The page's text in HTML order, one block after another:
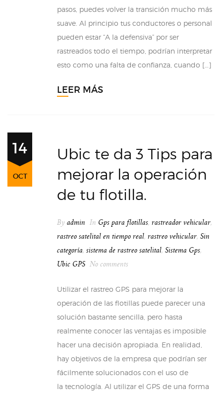
pasos, puedes volver la transición mucho más
suave. Al principio tus conductores o personal
pueden estar “A la defensiva” por ser
rastreados todo el tiempo, podrían interpretar
esto como una falta de confianza, cuando […]
LEER MÁS
14
OCT
Ubic te da 3 Tips para
mejorar la operación
de tu flotilla.
By admin In Gps para flotillas, rastreador vehicular,
rastreo satelital en tiempo real, rastreo vehicular, Sin
categoría, sistema de rastreo satelital, Sistema Gps,
Ubic GPS No comments
Utilizar el rastreo GPS para mejorar la
operación de las flotillas puede parecer una
solución bastante sencilla, pero hasta
realmente conocer las ventajas es imposible
hacer una decisión apropiada. En realidad,
hay objetivos de la empresa que podrían ser
fácilmente solucionados con el uso de
la tecnología. Al utilizar el GPS de una forma